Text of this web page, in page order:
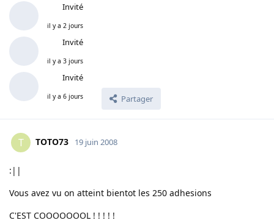
Invité
il y a 2 jours
Invité
il y a 3 jours
Invité
il y a 6 jours Partager
T TOTO73 19 juin 2008
:||
Vous avez vu on atteint bientot les 250 adhesions
C'EST COOOOOOOL ! ! ! ! !